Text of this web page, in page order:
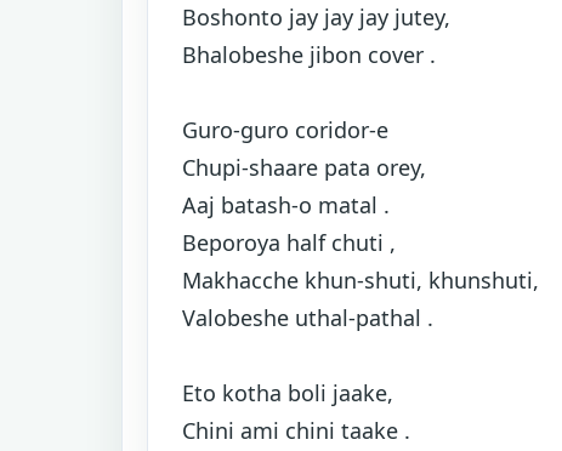
Boshonto jay jay jay jutey,
Bhalobeshe jibon cover .
Guro-guro coridor-e
Chupi-shaare pata orey,
Aaj batash-o matal .
Beporoya half chuti ,
Makhacche khun-shuti, khunshuti,
Valobeshe uthal-pathal .
Eto kotha boli jaake,
Chini ami chini taake .